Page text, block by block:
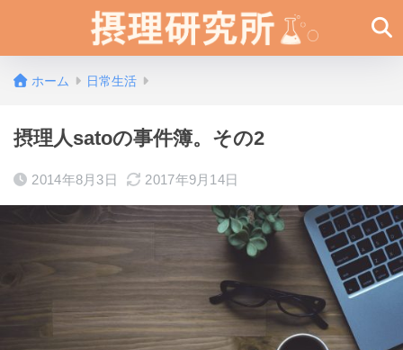
ホーム 日常生活
摂理人satoの事件簿。その2
2014年8月3日 2017年9月14日